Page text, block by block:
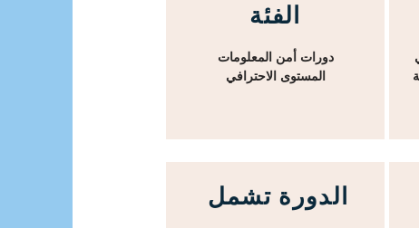
الفئة
دورات أمن المعلومات
المستوى الاحترافي
الدورة تشمل